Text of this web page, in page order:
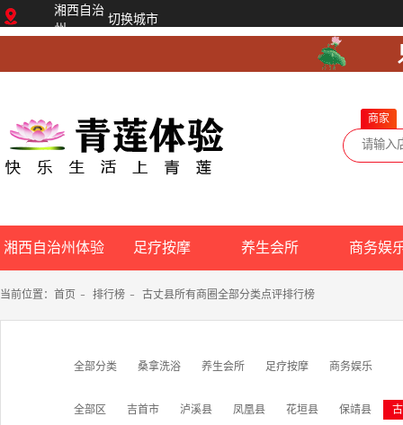
湘西自治
州
切换城市
商家
湘西自治州体验
网
足疗按摩 养生会所 商务娱
当前位置： 首页 - 排行榜 - 古丈县所有商圈全部分类点评排行榜
全部分类 桑拿洗浴 养生会所 足疗按摩 商务娱乐
全部区 吉首市 泸溪县 凤凰县 花垣县 保靖县